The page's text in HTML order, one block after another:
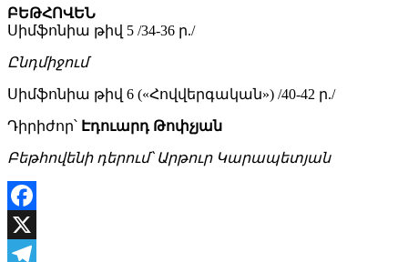
ԲԵԹՀՈՎԵՆ
Սիմֆոնիա թիվ 5 /34-36 ր./
Ընդմիջում
Սիմֆոնիա թիվ 6 («Հովվերգական») /40-42 ր./
Դիրիժոր՝ Էդուարդ Թոփչյան
Բեթհովենի դերում՝ Արթուր Կարապետյան
Facebook
X